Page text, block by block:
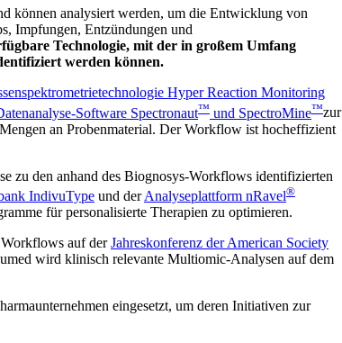
können analysiert werden, um die Entwicklung von
Impfungen, Entzündungen und
Technologie, mit der in großem Umfang
werden können.
Hyper Reaction Monitoring
Software Spectronaut™ und SpectroMine™zur
an Probenmaterial. Der Workflow ist hocheffizient
zu den anhand des Biognosys-Workflows identifizierten
IndivuType und derAnalyseplattform nRavel®
für personalisierte Therapien zu optimieren.
auf derJahreskonferenz der American Society
wird klinisch relevante Multiomic-Analysen auf dem
eingesetzt, um deren Initiativen zur